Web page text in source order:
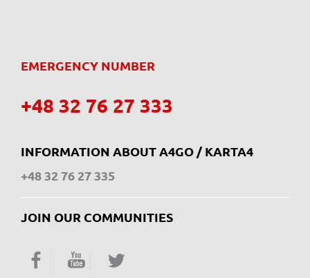
EMERGENCY NUMBER
+48 32 76 27 333
INFORMATION ABOUT A4GO / KARTA4
+48 32 76 27 335
JOIN OUR COMMUNITIES
Facebook YouTube